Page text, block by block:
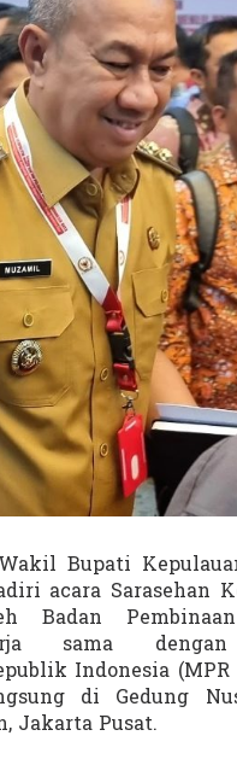
Bupati
acara Sarasehan
Badan
sama
Indonesia (MPR
di Gedung
Jakarta Pusat.